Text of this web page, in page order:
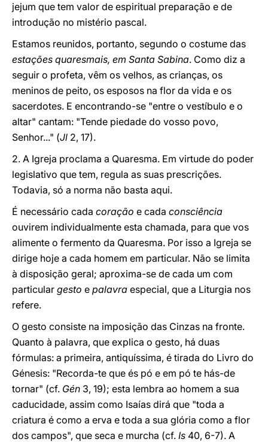
jejum que tem valor de espiritual preparação e de
introdução no mistério pascal.
Estamos reunidos, portanto, segundo o costume das
estações quaresmais, em Santa Sabina. Como diz a
seguir o profeta, vêm os velhos, as crianças, os
meninos de peito, os esposos na flor da vida e os
sacerdotes. E encontrando-se "entre o vestíbulo e o
altar" cantam: "Tende piedade do vosso povo,
Senhor..." (Jl 2, 17).
2. A Igreja proclama a Quaresma. Em virtude do poder
legislativo que tem, regula as suas prescrições.
Todavia, só a norma não basta aqui.
É necessário cada coração e cada consciência
ouvirem individualmente esta chamada, para que vos
alimente o fermento da Quaresma. Por isso a Igreja se
dirige hoje a cada homem em particular. Não se limita
à disposição geral; aproxima-se de cada um com
particular gesto e palavra especial, que a Liturgia nos
refere.
O gesto consiste na imposição das Cinzas na fronte.
Quanto à palavra, que explica o gesto, há duas
fórmulas: a primeira, antiquíssima, é tirada do Livro do
Génesis: "Recorda-te que és pó e em pó te hás-de
tornar" (cf. Gén 3, 19); esta lembra ao homem a sua
caducidade, assim como Isaías dirá que "toda a
criatura é como a erva e toda a sua glória como a flor
dos campos", que seca e murcha (cf. Is 40, 6-7). A